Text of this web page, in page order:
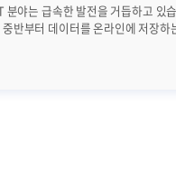
분야는 급속한 발전을 거듭하고 있
반부터 데이터를 온라인에 저장하
이 중요한 역할을 하게 되었습니다.